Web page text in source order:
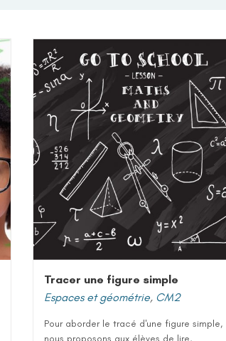
Tracer une figure simple
Espaces et géométrie, CM2
Pour aborder le tracé d'une figure simple,
nous proposons aux élèves de lire,